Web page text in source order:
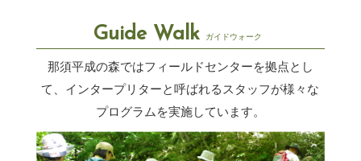
Guide Walk ガイドウォーク
那須平成の森ではフィールドセンターを拠点とし
て、インタープリターと呼ばれるスタッフが様々な
プログラムを実施しています。